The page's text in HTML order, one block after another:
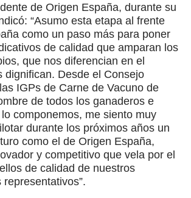
de Origen España, durante su
“Asumo esta etapa al frente
como un paso más para poner
de calidad que amparan los
que nos diferencian en el
dignifican. Desde el Consejo
IGPs de Carne de Vacuno de
de todos los ganaderos e
componemos, me siento muy
durante los próximos años un
como el de Origen España,
y competitivo que vela por el
de calidad de nuestros